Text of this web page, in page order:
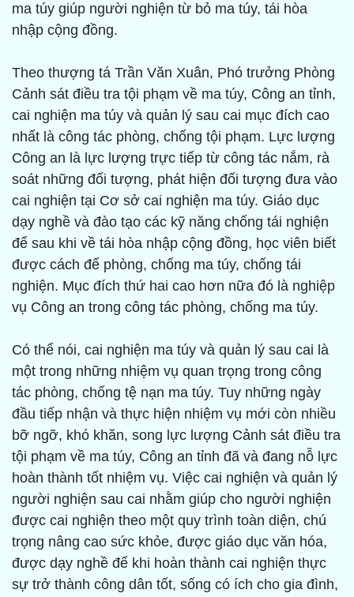
ma túy giúp người nghiện từ bỏ ma túy, tái hòa
nhập cộng đồng.
Theo thượng tá Trần Văn Xuân, Phó trưởng Phòng
Cảnh sát điều tra tội phạm về ma túy, Công an tỉnh,
cai nghiện ma túy và quản lý sau cai mục đích cao
nhất là công tác phòng, chống tội phạm. Lực lượng
Công an là lực lượng trực tiếp từ công tác nắm, rà
soát những đối tượng, phát hiện đối tượng đưa vào
cai nghiện tại Cơ sở cai nghiện ma túy. Giáo dục
dạy nghề và đào tạo các kỹ năng chống tái nghiện
để sau khi về tái hòa nhập cộng đồng, học viên biết
được cách để phòng, chống ma túy, chống tái
nghiện. Mục đích thứ hai cao hơn nữa đó là nghiệp
vụ Công an trong công tác phòng, chống ma túy.
Có thể nói, cai nghiện ma túy và quản lý sau cai là
một trong những nhiệm vụ quan trọng trong công
tác phòng, chống tệ nạn ma túy. Tuy những ngày
đầu tiếp nhận và thực hiện nhiệm vụ mới còn nhiều
bỡ ngỡ, khó khăn, song lực lượng Cảnh sát điều tra
tội phạm về ma túy, Công an tỉnh đã và đang nỗ lực
hoàn thành tốt nhiệm vụ. Việc cai nghiện và quản lý
người nghiện sau cai nhằm giúp cho người nghiện
được cai nghiện theo một quy trình toàn diện, chú
trọng nâng cao sức khỏe, được giáo dục văn hóa,
được dạy nghề để khi hoàn thành cai nghiện thực
sự trở thành công dân tốt, sống có ích cho gia đình,